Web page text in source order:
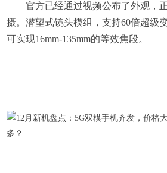
官方已经通过视频公布了外观，
摄。潜望式镜头模组，支持60倍超级
可实现16mm-135mm的等效焦段。